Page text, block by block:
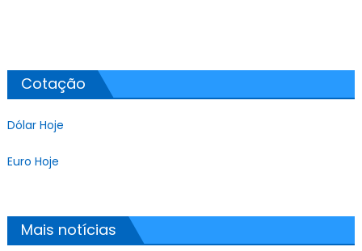
Cotação
Dólar Hoje
Euro Hoje
Mais notícias